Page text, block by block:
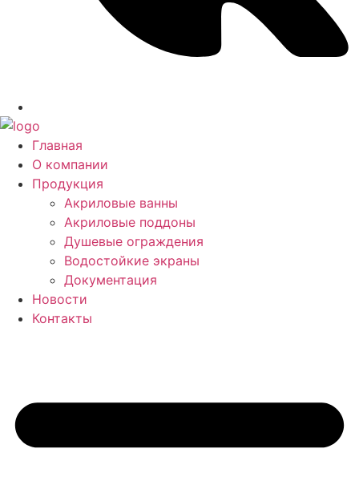
Главная
О компании
Продукция
Акриловые ванны
Акриловые поддоны
Душевые ограждения
Водостойкие экраны
Документация
Новости
Контакты